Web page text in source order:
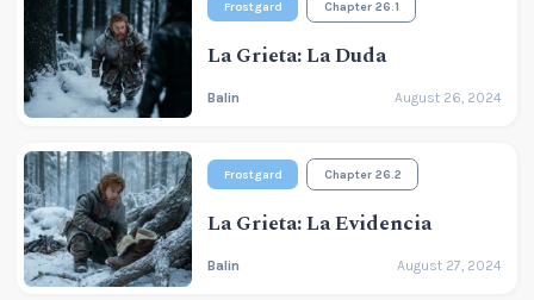
Frostgard Chapter 26.1
La Grieta: La Duda
Balin August 26, 2024
Frostgard Chapter 26.2
La Grieta: La Evidencia
Balin August 27, 2024